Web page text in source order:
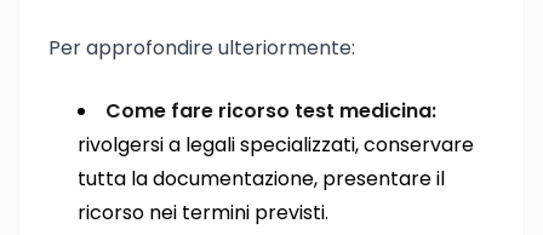
Per approfondire ulteriormente:
Come fare ricorso test medicina:
rivolgersi a legali specializzati, conservare
tutta la documentazione, presentare il
ricorso nei termini previsti.